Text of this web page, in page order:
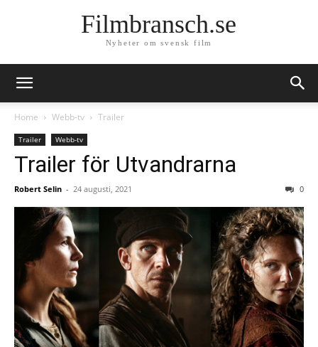
Filmbransch.se
Nyheter om svensk film
Home Webb-tv Trailer
Trailer Webb-tv
Trailer för Utvandrarna
Robert Selin - 24 augusti, 2021 0